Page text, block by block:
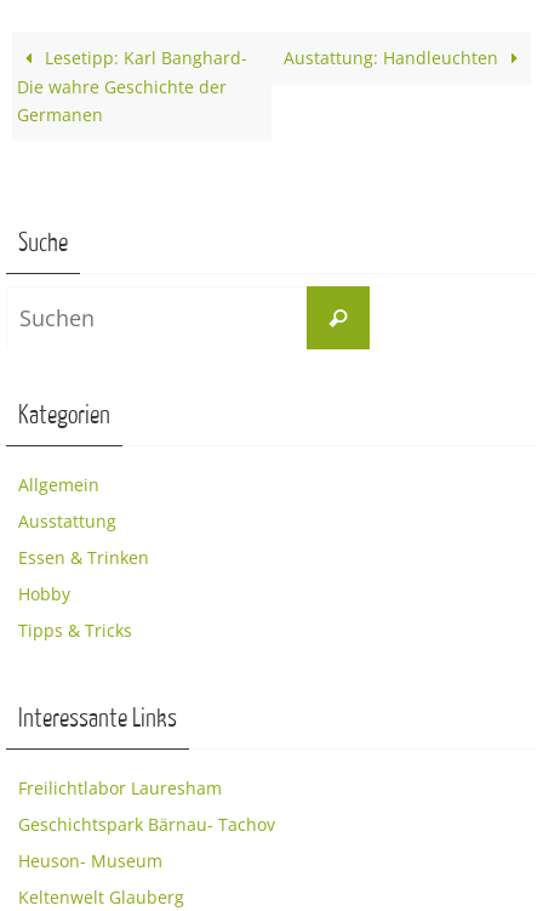
Lesetipp: Karl Banghard-
Die wahre Geschichte der
Germanen
Austattung: Handleuchten
Suche
Suchen
Kategorien
Allgemein
Ausstattung
Essen & Trinken
Hobby
Tipps & Tricks
Interessante Links
Freilichtlabor Lauresham
Geschichtspark Bärnau- Tachov
Heuson- Museum
Keltenwelt Glauberg